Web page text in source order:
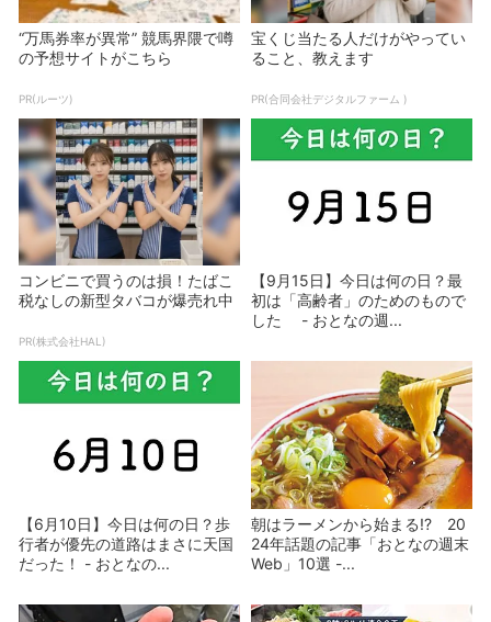
“万馬券率が異常” 競馬界隈で噂
の予想サイトがこちら
PR(ルーツ)
宝くじ当たる人だけがやってい
ること、教えます
PR(合同会社デジタルファーム )
コンビニで買うのは損！たばこ
税なしの新型タバコが爆売れ中
PR(株式会社HAL)
【9月15日】今日は何の日？最
初は「高齢者」のためのもので
した - おとなの週...
【6月10日】今日は何の日？歩
行者が優先の道路はまさに天国
だった！ - おとなの...
朝はラーメンから始まる!? 20
24年話題の記事「おとなの週末
Web」10選 -...